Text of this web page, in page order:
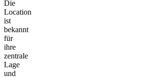
Die
Location
ist
bekannt
für
ihre
zentrale
Lage
und